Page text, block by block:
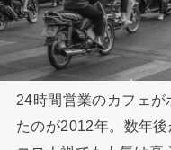
24時間営業のカフェ
たのが2012年。数年後